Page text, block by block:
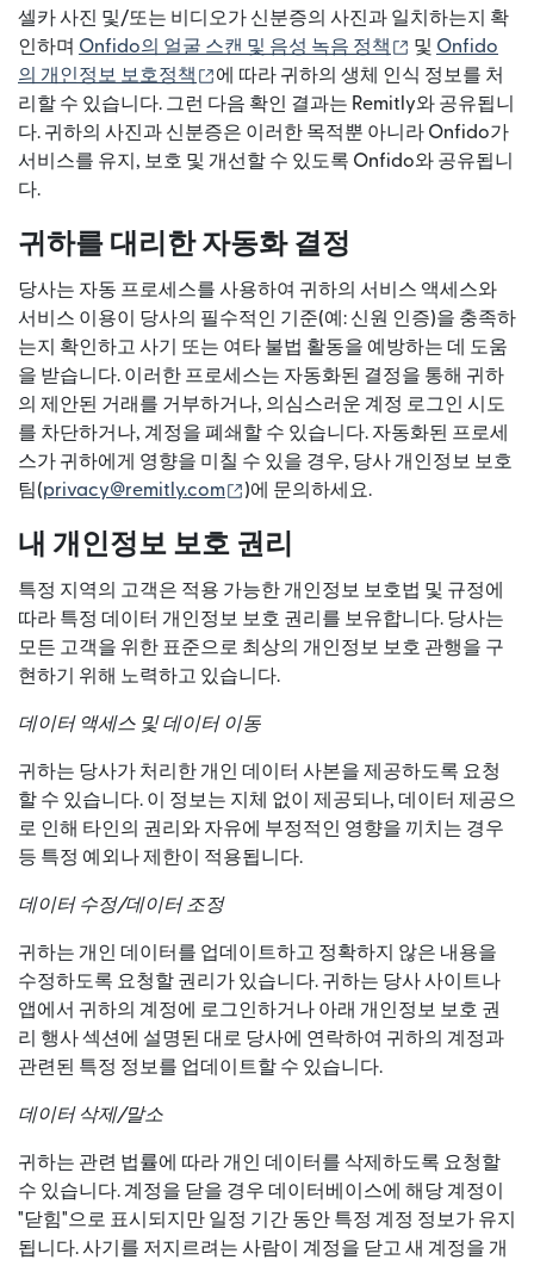
셀카 사진 및/또는 비디오가 신분증의 사진과 일치하는지 확
인하며 Onfido의 얼굴 스캔 및 음성 녹음 정책 (새 창에서 열
및 Onfido
의 개인정보 보호정책
(새 창에서 열림)
에 따라 귀하의 생체 인식 정보를 처
리할 수 있습니다. 그런 다음 확인 결과는 Remitly와 공유됩니
다. 귀하의 사진과 신분증은 이러한 목적뿐 아니라 Onfido가
서비스를 유지, 보호 및 개선할 수 있도록 Onfido와 공유됩니
다.
귀하를 대리한 자동화 결정
당사는 자동 프로세스를 사용하여 귀하의 서비스 액세스와
서비스 이용이 당사의 필수적인 기준(예: 신원 인증)을 충족하
는지 확인하고 사기 또는 여타 불법 활동을 예방하는 데 도움
을 받습니다. 이러한 프로세스는 자동화된 결정을 통해 귀하
의 제안된 거래를 거부하거나, 의심스러운 계정 로그인 시도
를 차단하거나, 계정을 폐쇄할 수 있습니다. 자동화된 프로세
스가 귀하에게 영향을 미칠 수 있을 경우, 당사 개인정보 보호
팀(privacy@remitly.com (새 창에서 열림)
)에 문의하세요.
내 개인정보 보호 권리
특정 지역의 고객은 적용 가능한 개인정보 보호법 및 규정에
따라 특정 데이터 개인정보 보호 권리를 보유합니다. 당사는
모든 고객을 위한 표준으로 최상의 개인정보 보호 관행을 구
현하기 위해 노력하고 있습니다.
데이터 액세스 및 데이터 이동
귀하는 당사가 처리한 개인 데이터 사본을 제공하도록 요청
할 수 있습니다. 이 정보는 지체 없이 제공되나, 데이터 제공으
로 인해 타인의 권리와 자유에 부정적인 영향을 끼치는 경우
등 특정 예외나 제한이 적용됩니다.
데이터 수정/데이터 조정
귀하는 개인 데이터를 업데이트하고 정확하지 않은 내용을
수정하도록 요청할 권리가 있습니다. 귀하는 당사 사이트나
앱에서 귀하의 계정에 로그인하거나 아래 개인정보 보호 권
리 행사 섹션에 설명된 대로 당사에 연락하여 귀하의 계정과
관련된 특정 정보를 업데이트할 수 있습니다.
데이터 삭제/말소
귀하는 관련 법률에 따라 개인 데이터를 삭제하도록 요청할
수 있습니다. 계정을 닫을 경우 데이터베이스에 해당 계정이
"닫힘"으로 표시되지만 일정 기간 동안 특정 계정 정보가 유지
됩니다. 사기를 저지르려는 사람이 계정을 닫고 새 계정을 개